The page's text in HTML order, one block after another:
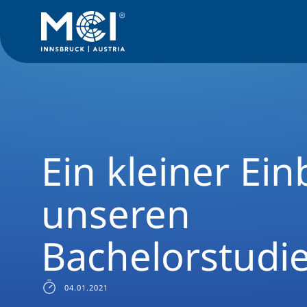
Ein kleiner
unseren
04.01.2021